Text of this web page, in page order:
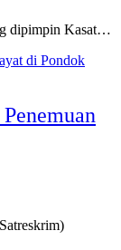
dipimpin Kasat…